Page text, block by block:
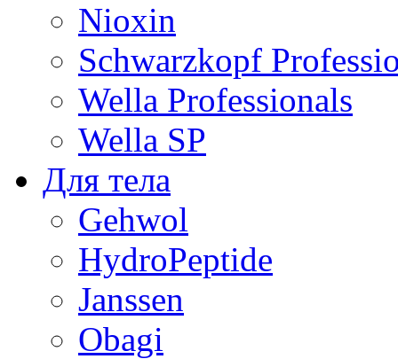
Nioxin
Schwarzkopf
Wella Professionals
Wella SP
Для тела
Gehwol
HydroPeptide
Janssen
Obagi